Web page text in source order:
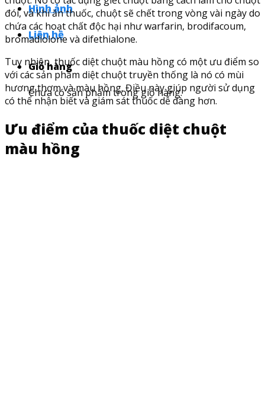
Hình ảnh
Liên hệ
Giỏ hàng
Chưa có sản phẩm trong giỏ hàng.
đói, và khi ăn thuốc, chuột sẽ chết trong vòng vài ngày do
chứa các hoạt chất độc hại như warfarin, brodifacoum,
bromadiolone và difethialone.
Tuy nhiên, thuốc diệt chuột màu hồng có một ưu điểm so
với các sản phẩm diệt chuột truyền thống là nó có mùi
hương thơm và màu hồng. Điều này giúp người sử dụng
có thể nhận biết và giám sát thuốc dễ dàng hơn.
Ưu điểm của thuốc diệt chuột
màu hồng